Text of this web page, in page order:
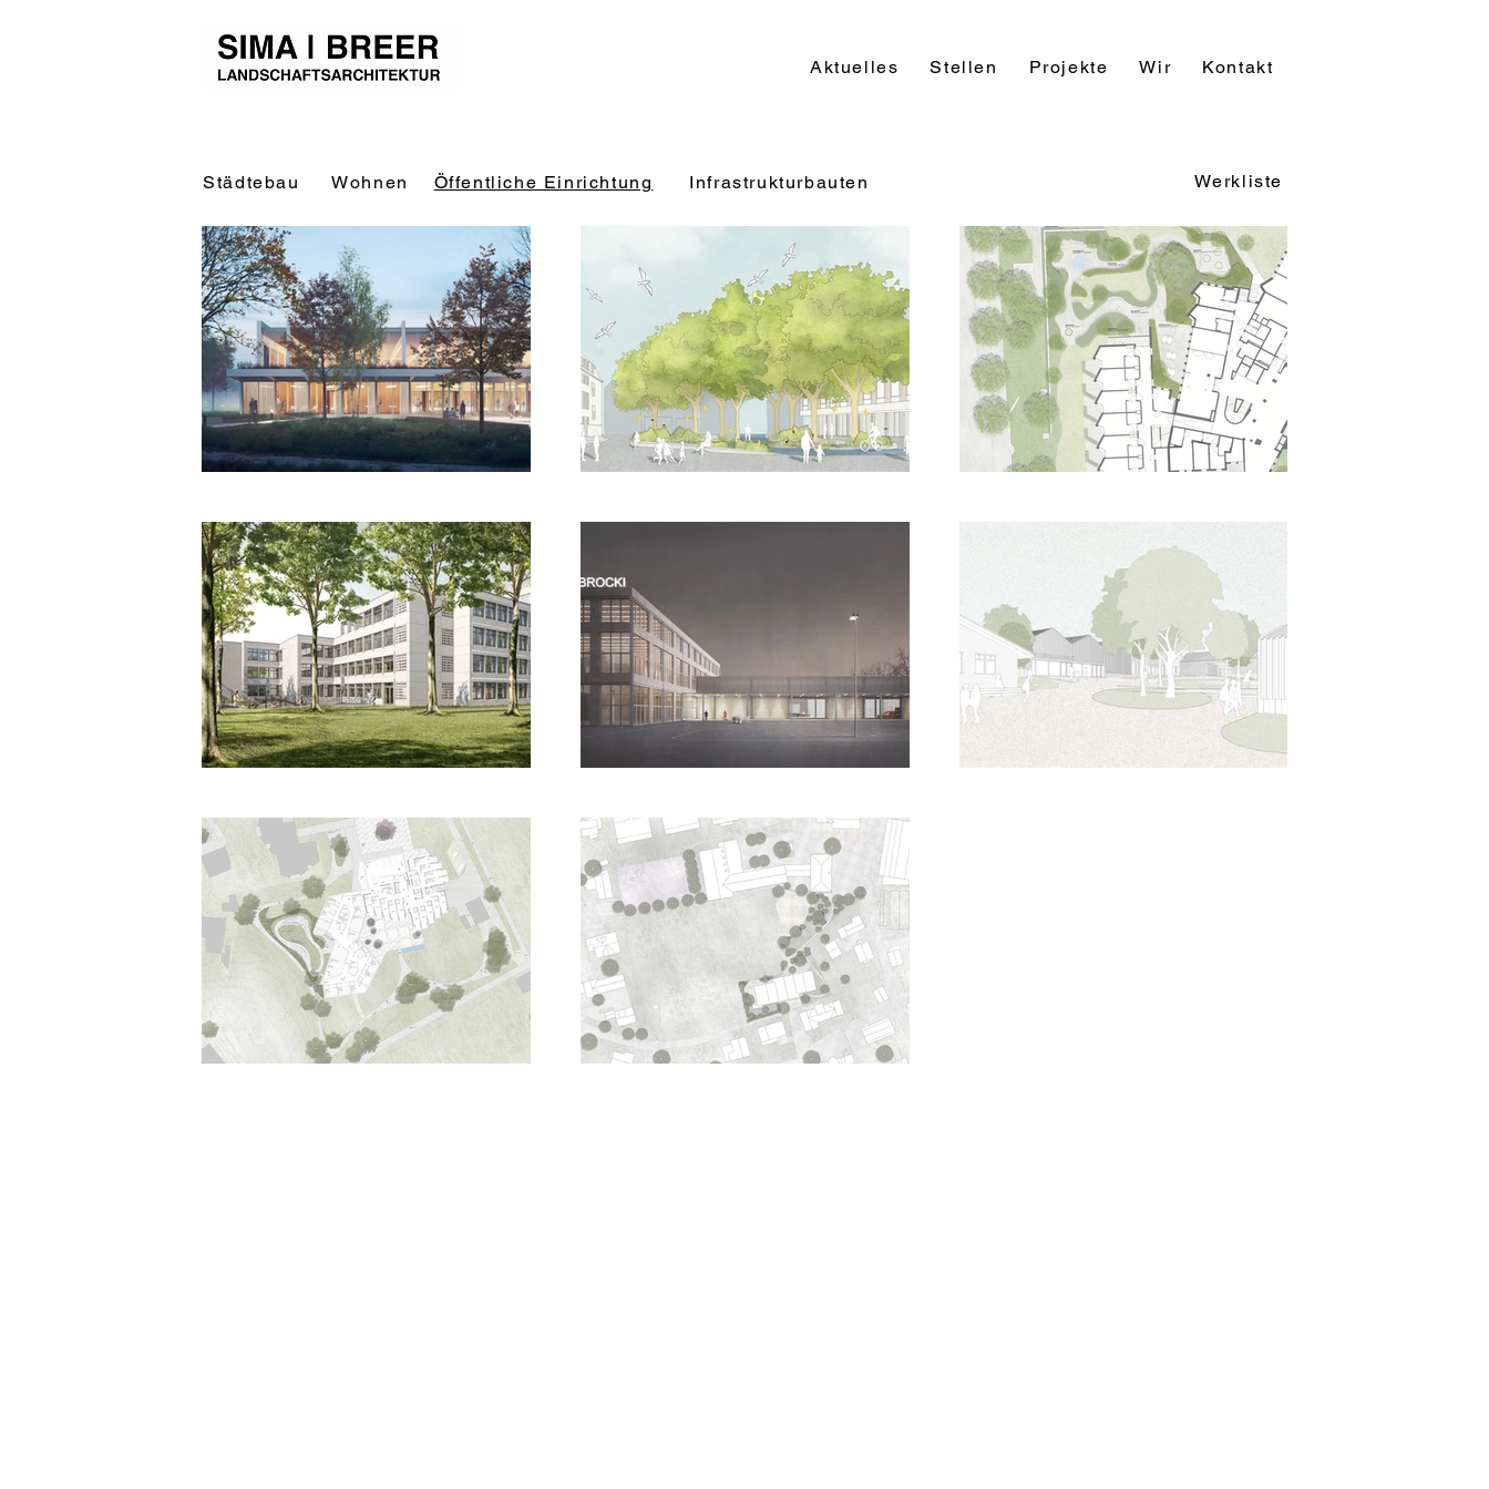
Aktuelles Stellen Projekte Wir Kontakt
Städtebau Wohnen Öffentliche Einrichtung Infrastrukturbauten Werkliste